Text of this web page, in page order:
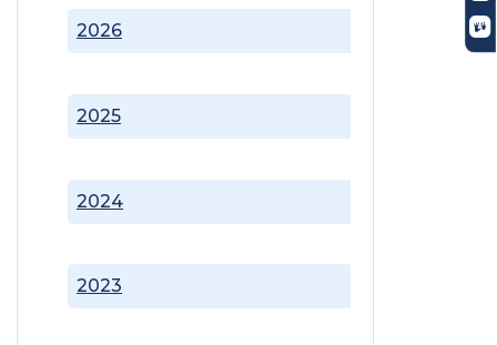
2023
2024
2025
2026